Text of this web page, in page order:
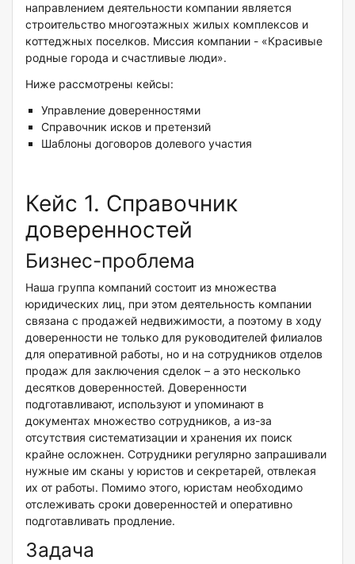
направлением деятельности компании является
строительство многоэтажных жилых комплексов и
коттеджных поселков. Миссия компании - «Красивые
родные города и счастливые люди».
Ниже рассмотрены кейсы:
Управление доверенностями
Справочник исков и претензий
Шаблоны договоров долевого участия
Кейс 1. Справочник
доверенностей
Бизнес-проблема
Наша группа компаний состоит из множества
юридических лиц, при этом деятельность компании
связана с продажей недвижимости, а поэтому в ходу
доверенности не только для руководителей филиалов
для оперативной работы, но и на сотрудников отделов
продаж для заключения сделок – а это несколько
десятков доверенностей. Доверенности
подготавливают, используют и упоминают в
документах множество сотрудников, а из-за
отсутствия систематизации и хранения их поиск
крайне осложнен. Сотрудники регулярно запрашивали
нужные им сканы у юристов и секретарей, отвлекая
их от работы. Помимо этого, юристам необходимо
отслеживать сроки доверенностей и оперативно
подготавливать продление.
Задача